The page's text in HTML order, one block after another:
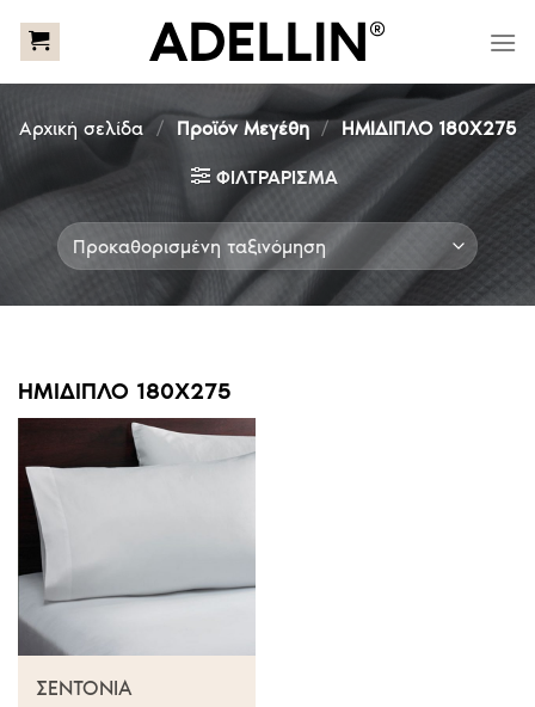
Αρχική σελίδα / Προϊόν Μεγέθη / ΗΜΙΔΙΠΛΟ 180Χ275
ΦΙΛΤΡΆΡΙΣΜΑ
ΗΜΙΔΙΠΛΟ 180Χ275
ΣΕΝΤΌΝΙΑ